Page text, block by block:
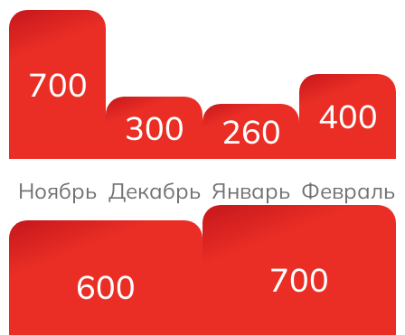
700
Ноябрь
300
Декабрь
260
Январь
400
Февраль
600 700